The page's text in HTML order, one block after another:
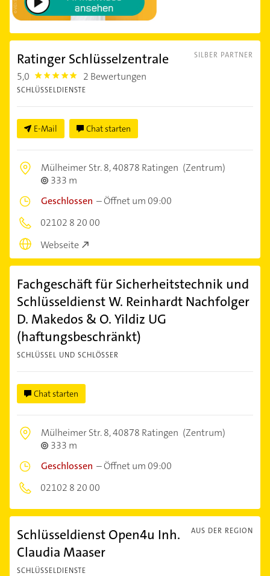
SILBER PARTNER
Ratinger Schlüsselzentrale
5,0 5.0 2 Bewertungen
SCHLÜSSELDIENSTE
E-Mail Chat starten
Mülheimer Str. 8,40878 Ratingen (Zentrum)
333 m
Geschlossen –Öffnet um 09:00
02102 8 20 00
Webseite
Fachgeschäft für Sicherheitstechnik und
Schlüsseldienst W. Reinhardt Nachfolger
D. Makedos & O. Yildiz UG
(haftungsbeschränkt)
SCHLÜSSEL UND SCHLÖSSER
Chat starten
Mülheimer Str. 8,40878 Ratingen (Zentrum)
333 m
Geschlossen –Öffnet um 09:00
02102 8 20 00
AUS DER REGION
Schlüsseldienst Open4u Inh.
Claudia Maaser
SCHLÜSSELDIENSTE